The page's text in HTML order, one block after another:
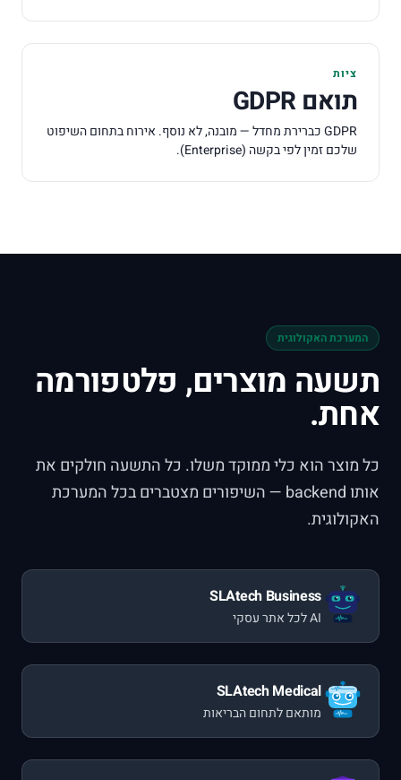
ציות
תואםGDPR
GDPRכברירת מחדל — מובנה, לא נוסף. אירוח בתחום השיפוט
שלכם זמין לפי בקשה (Enterprise
).
המערכת האקולוגית
תשעה מוצרים, פלטפורמה
אחת.
כל מוצר הוא כלי ממוקד משלו. כל התשעה חולקים את
אותו backend — השיפורים מצטברים בכל המערכת
האקולוגית.
SLAtech Business
AIלכל אתר עסקי
SLAtech Medical
מותאם לתחום הבריאות